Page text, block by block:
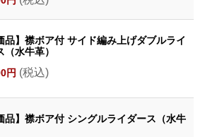
品】襟ボア付 サイド編み上げダブルライ
（水牛革）
円 (税込)
品】襟ボア付 シングルライダース（水牛